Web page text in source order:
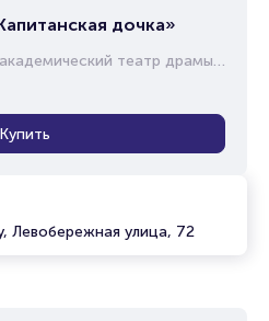
Левобережная улица, 72
дочка»
театр драмы им. М.Горького
Купить